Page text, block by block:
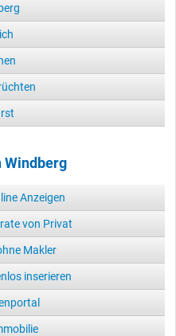
Windberg
Anzeigen
von Privat
Makler
inserieren